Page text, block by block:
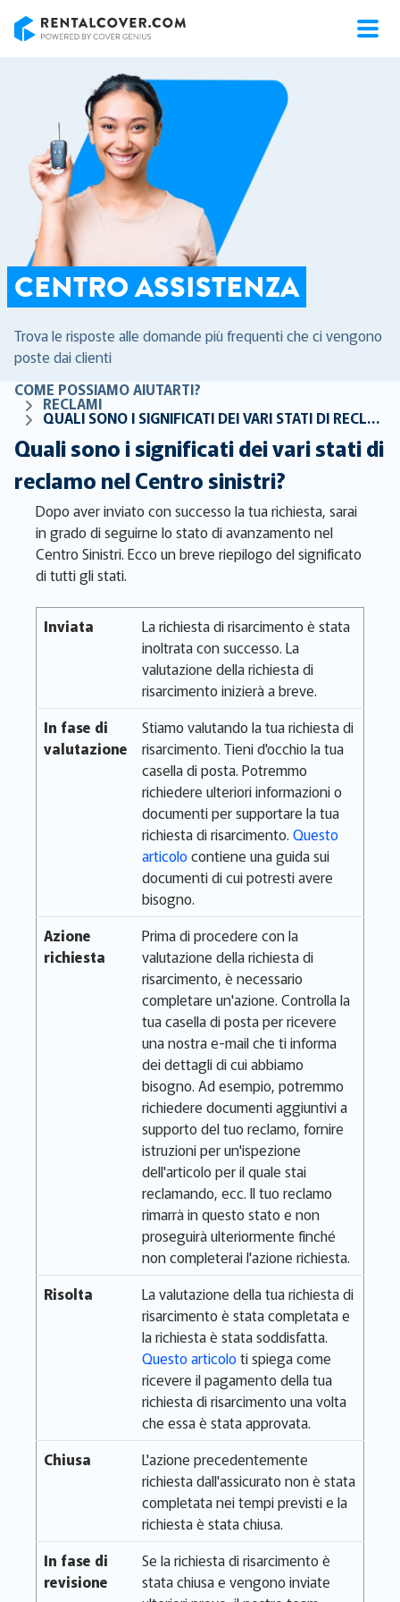
CENTRO ASSISTENZA
Trova le risposte alle domande più frequenti che ci vengono
poste dai clienti
COME POSSIAMO AIUTARTI?
RECLAMI
QUALI SONO I SIGNIFICATI DEI VARI STATI DI RECLAMO NEL CENTRO SINISTRI?
Quali sono i significati dei vari stati di
reclamo nel Centro sinistri?
Dopo aver inviato con successo la tua richiesta, sarai
in grado di seguirne lo stato di avanzamento nel
Centro Sinistri. Ecco un breve riepilogo del significato
di tutti gli stati.
Inviata
La richiesta di risarcimento è stata
inoltrata con successo. La
valutazione della richiesta di
risarcimento inizierà a breve.
In fase di
valutazione
Stiamo valutando la tua richiesta di
risarcimento. Tieni d'occhio la tua
casella di posta. Potremmo
richiedere ulteriori informazioni o
documenti per supportare la tua
richiesta di risarcimento. Questo
articolocontiene una guida sui
documenti di cui potresti avere
bisogno.
Azione
richiesta
Prima di procedere con la
valutazione della richiesta di
risarcimento, è necessario
completare un'azione. Controlla la
tua casella di posta per ricevere
una nostra e-mail che ti informa
dei dettagli di cui abbiamo
bisogno. Ad esempio, potremmo
richiedere documenti aggiuntivi a
supporto del tuo reclamo, fornire
istruzioni per un'ispezione
dell'articolo per il quale stai
reclamando, ecc. Il tuo reclamo
rimarrà in questo stato e non
proseguirà ulteriormente finché
non completerai l'azione richiesta.
Risolta
La valutazione della tua richiesta di
risarcimento è stata completata e
la richiesta è stata soddisfatta.
Questo articoloti spiega come
ricevere il pagamento della tua
richiesta di risarcimento una volta
che essa è stata approvata.
Chiusa
L'azione precedentemente
richiesta dall'assicurato non è stata
completata nei tempi previsti e la
richiesta è stata chiusa.
In fase di
revisione
Se la richiesta di risarcimento è
stata chiusa e vengono inviate